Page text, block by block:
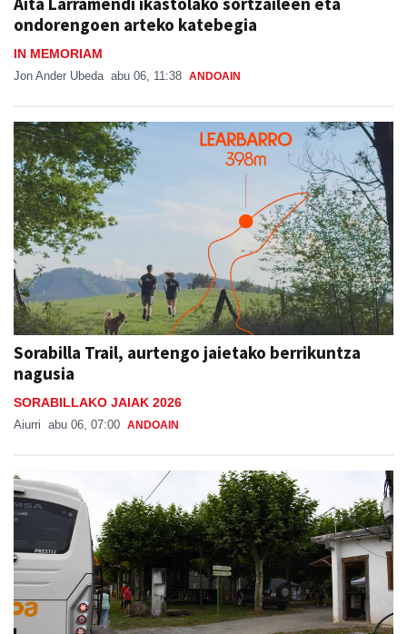
ondorengoen arteko katebegia
IN MEMORIAM
Jon Ander Ubeda abu 06, 11:38 ANDOAIN
Sorabilla Trail, aurtengo jaietako berrikuntza
nagusia
SORABILLAKO JAIAK 2026
Aiurri abu 06, 07:00 ANDOAIN